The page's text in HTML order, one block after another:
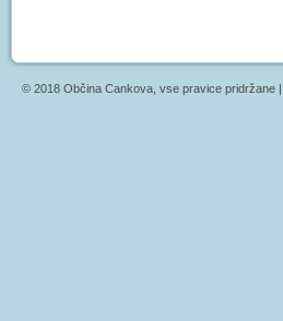
© 2018 Občina Cankova, vse pravice pridržane |